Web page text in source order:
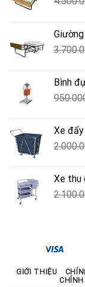
Bình
Xe
Xe thu
GIỚI THIỆU